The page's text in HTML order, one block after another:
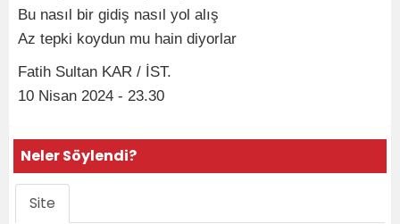
Bu nasıl bir gidiş nasıl yol alış
Az tepki koydun mu hain diyorlar
Fatih Sultan KAR / İST.
10 Nisan 2024 - 23.30
Neler Söylendi?
Site